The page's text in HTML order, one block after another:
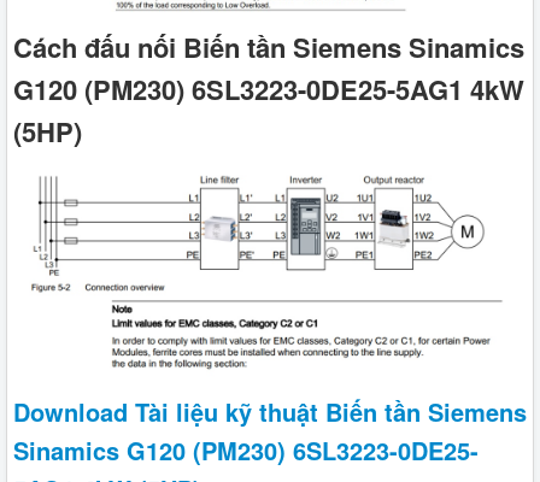
Cách đấu nối Biến tần Siemens Sinamics
G120 (PM230) 6SL3223-0DE25-5AG1 4kW
(5HP)
Download Tài liệu kỹ thuật Biến tần Siemens
Sinamics G120 (PM230) 6SL3223-0DE25-